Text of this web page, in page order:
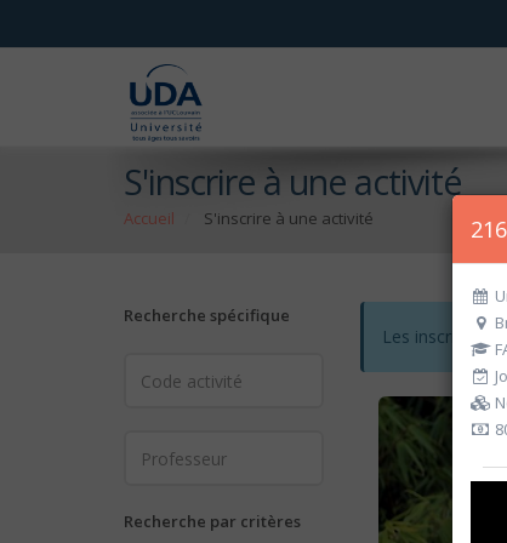
S'inscrire à une activité
Accueil S'inscrire à une activité
Recherche spécifique
Recherche par critères
Les